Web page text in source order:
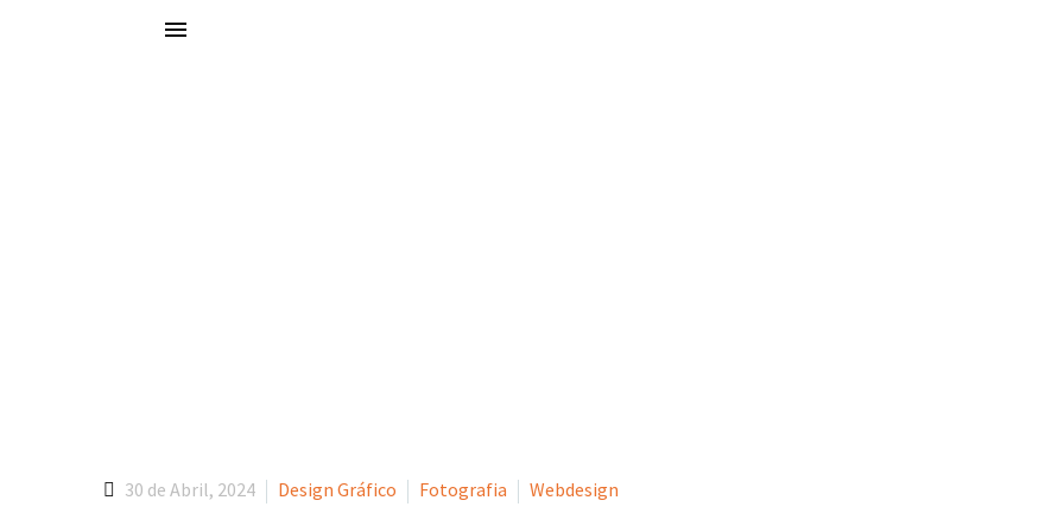
30 de Abril, 2024 Design Gráfico Fotografia Webdesign